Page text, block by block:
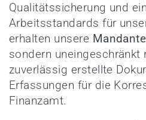
Qualitätssicherung und
Arbeitsstandards für
erhalten unsere
sondern uneingeschränkt
zuverlässig erstellte
Erfassungen für die
Finanzamt.